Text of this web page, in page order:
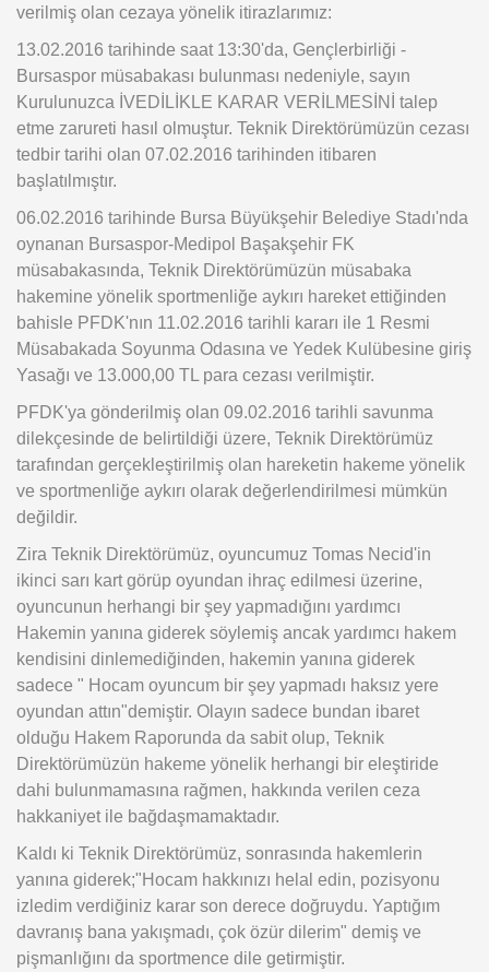
verilmiş olan cezaya yönelik itirazlarımız:
13.02.2016 tarihinde saat 13:30'da, Gençlerbirliği -
Bursaspor müsabakası bulunması nedeniyle, sayın
Kurulunuzca İVEDİLİKLE KARAR VERİLMESİNİ talep
etme zarureti hasıl olmuştur. Teknik Direktörümüzün cezası
tedbir tarihi olan 07.02.2016 tarihinden itibaren
başlatılmıştır.
06.02.2016 tarihinde Bursa Büyükşehir Belediye Stadı'nda
oynanan Bursaspor-Medipol Başakşehir FK
müsabakasında, Teknik Direktörümüzün müsabaka
hakemine yönelik sportmenliğe aykırı hareket ettiğinden
bahisle PFDK'nın 11.02.2016 tarihli kararı ile 1 Resmi
Müsabakada Soyunma Odasına ve Yedek Kulübesine giriş
Yasağı ve 13.000,00 TL para cezası verilmiştir.
PFDK'ya gönderilmiş olan 09.02.2016 tarihli savunma
dilekçesinde de belirtildiği üzere, Teknik Direktörümüz
tarafından gerçekleştirilmiş olan hareketin hakeme yönelik
ve sportmenliğe aykırı olarak değerlendirilmesi mümkün
değildir.
Zira Teknik Direktörümüz, oyuncumuz Tomas Necid'in
ikinci sarı kart görüp oyundan ihraç edilmesi üzerine,
oyuncunun herhangi bir şey yapmadığını yardımcı
Hakemin yanına giderek söylemiş ancak yardımcı hakem
kendisini dinlemediğinden, hakemin yanına giderek
sadece " Hocam oyuncum bir şey yapmadı haksız yere
oyundan attın"demiştir. Olayın sadece bundan ibaret
olduğu Hakem Raporunda da sabit olup, Teknik
Direktörümüzün hakeme yönelik herhangi bir eleştiride
dahi bulunmamasına rağmen, hakkında verilen ceza
hakkaniyet ile bağdaşmamaktadır.
Kaldı ki Teknik Direktörümüz, sonrasında hakemlerin
yanına giderek;"Hocam hakkınızı helal edin, pozisyonu
izledim verdiğiniz karar son derece doğruydu. Yaptığım
davranış bana yakışmadı, çok özür dilerim" demiş ve
pişmanlığını da sportmence dile getirmiştir.